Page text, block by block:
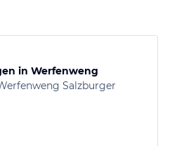
in Werfenweng
Salzburger